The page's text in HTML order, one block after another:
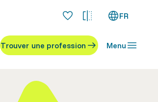
FR
Trouver une profession Menu